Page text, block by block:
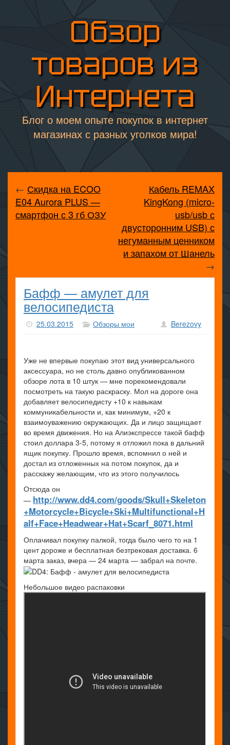
Обзор
товаров из
Интернета
Блог о моем опыте покупок в интернет
магазинах с разных уголков мира!
← Скидка на ECOO
E04 Aurora PLUS —
смартфон с 3 гб ОЗУ
Кабель REMAX
KingKong (micro-
usb/usb с
двусторонним USB) с
негуманным ценником
и запахом от Шанель
→
Бафф — амулет для
велосипедиста
25.03.2015 Обзоры мои Berezovy
Уже не впервые покупаю этот вид универсального
аксессуара, но не столь давно опубликованном
обзоре лота в 10 штук — мне порекомендовали
посмотреть на такую раскраску. Мол на дороге она
добавляет велосипедисту +10 к навыкам
коммуникабельности и, как минимум, +20 к
взаимоуважению окружающих. Да и лицо защищает
во время движения. Но на Алиэкспрессе такой бафф
стоил доллара 3-5, потому я отложил пока в дальний
ящик покупку. Прошло время, вспомнил о ней и
достал из отложенных на потом покупок, да и
расскажу желающим, что из этого получилось
Отсюда он
— http://www.dd4.com/goods/Skull+Skeleton
+Motorcycle+Bicycle+Ski+Multifunctional+H
alf+Face+Headwear+Hat+Scarf_8071.html
Оплачивал покупку палкой, тогда было чего то на 1
цент дороже и бесплатная безтрековая доставка. 6
марта заказ, вчера — 24 марта — забрал на почте.
Небольшое видео распаковки